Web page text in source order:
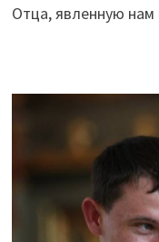
Отца, явленную